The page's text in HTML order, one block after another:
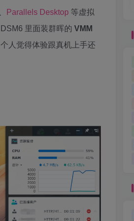
Parallels Desktop 等虚拟
里面装群晖的 VMM
人觉得体验跟真机上手还